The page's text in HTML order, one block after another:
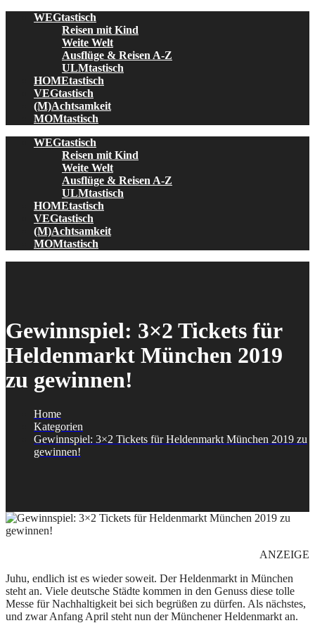
WEGtastisch
Reisen mit Kind
Weite Welt
Ausflüge & Reisen A-Z
ULMtastisch
HOMEtastisch
VEGtastisch
(M)Achtsamkeit
MOMtastisch
WEGtastisch
Reisen mit Kind
Weite Welt
Ausflüge & Reisen A-Z
ULMtastisch
HOMEtastisch
VEGtastisch
(M)Achtsamkeit
MOMtastisch
Gewinnspiel: 3×2 Tickets für
Heldenmarkt München 2019
zu gewinnen!
Home
Kategorien
Gewinnspiel: 3×2 Tickets für Heldenmarkt München 2019 zu
gewinnen!
ANZEIGE
Juhu, endlich ist es wieder soweit. Der Heldenmarkt in München
steht an. Viele deutsche Städte kommen in den Genuss diese tolle
Messe für Nachhaltigkeit bei sich begrüßen zu dürfen. Als nächstes,
und zwar Anfang April steht nun der Münchener Heldenmarkt an.